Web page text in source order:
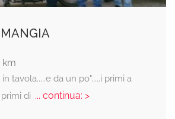
km
tavola.....e da un po".....i primi a
di ... continua: >